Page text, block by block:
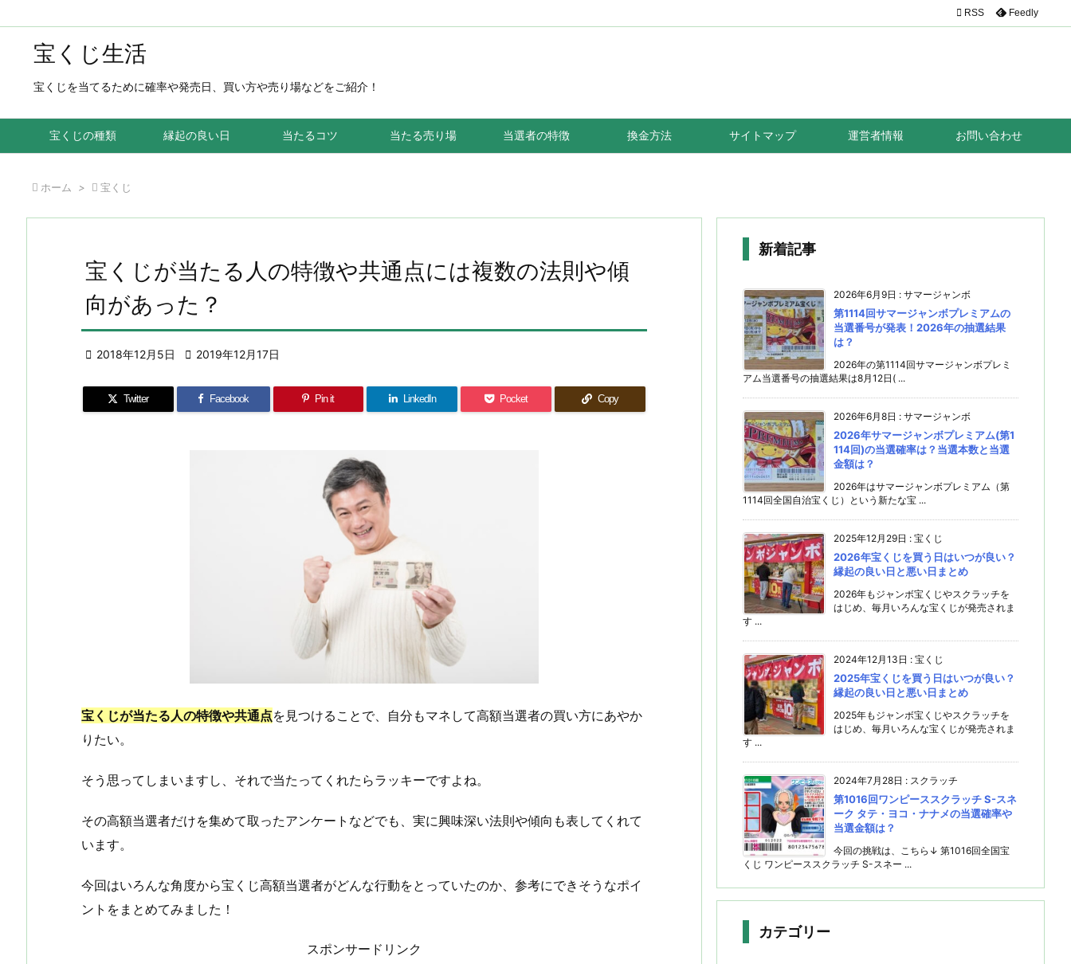
宝くじ生活
宝くじを当てるために確率や発売日、買い方や売り場などをご紹介！
宝くじの種類 縁起の良い日 当たるコツ 当たる売り場 当選者の特徴 換金方法 サイトマップ 運営者情報 お問い合わせ
 RSS Feedly
 ホーム >  宝くじ
宝くじが当たる人の特徴や共通点には複数の法則や傾
向があった？
 2018年12月5日  2019年12月17日
Twitter Facebook Pin it LinkedIn Pocket Copy
宝くじが当たる人の特徴や共通点を見つけることで、自分もマネして高額当選者の買い方にあやか
りたい。
そう思ってしまいますし、それで当たってくれたらラッキーですよね。
その高額当選者だけを集めて取ったアンケートなどでも、実に興味深い法則や傾向も表してくれて
います。
今回はいろんな角度から宝くじ高額当選者がどんな行動をとっていたのか、参考にできそうなポイ
ントをまとめてみました！
スポンサードリンク
新着記事
2026年6月9日 : サマージャンボ
第1114回サマージャンボプレミアムの
当選番号が発表！2026年の抽選結果
は？
2026年の第1114回サマージャンボプレミ
アム当選番号の抽選結果は8月12日( ...
2026年6月8日 : サマージャンボ
2026年サマージャンボプレミアム(第1
114回)の当選確率は？当選本数と当選
金額は？
2026年はサマージャンボプレミアム（第
1114回全国自治宝くじ）という新たな宝 ...
2025年12月29日 : 宝くじ
2026年宝くじを買う日はいつが良い？
縁起の良い日と悪い日まとめ
2026年もジャンボ宝くじやスクラッチを
はじめ、毎月いろんな宝くじが発売されま
す ...
2024年12月13日 : 宝くじ
2025年宝くじを買う日はいつが良い？
縁起の良い日と悪い日まとめ
2025年もジャンボ宝くじやスクラッチを
はじめ、毎月いろんな宝くじが発売されま
す ...
2024年7月28日 : スクラッチ
第1016回ワンピーススクラッチ S-スネ
ーク タテ・ヨコ・ナナメの当選確率や
当選金額は？
今回の挑戦は、こちら↓ 第1016回全国宝
くじ ワンピーススクラッチ S-スネー ...
カテゴリー